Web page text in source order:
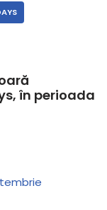
în perioada